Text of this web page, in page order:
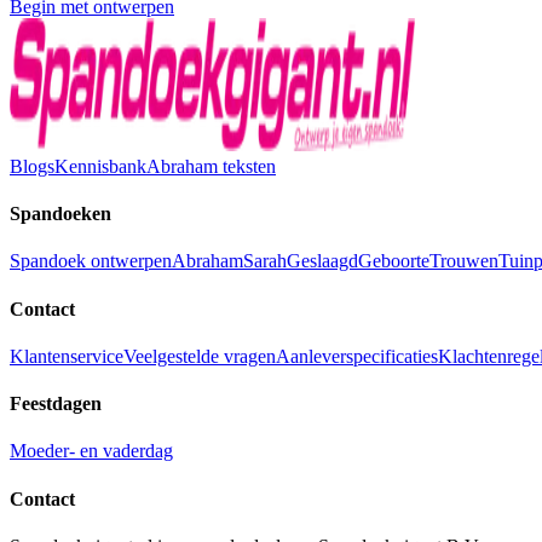
Begin met ontwerpen
BlogsKennisbankAbraham teksten
Spandoeken
Spandoek ontwerpenAbrahamSarahGeslaagdGeboorteTrouwen
Contact
KlantenserviceVeelgestelde vragenAanleverspecificaties
Feestdagen
Moeder- en vaderdag
Contact